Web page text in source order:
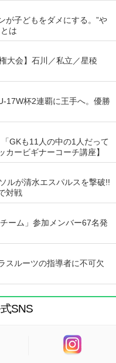
が子どもをダメにする。”や
は
大会】石川／私立／星稜
17W杯2連覇に王手へ。優勝
GKも11人の中の1人だって
カービギナーコーチ講座】
ルが清水エスパルスを撃破!!
対戦
ーム」参加メンバー67名発
スルーツの指導者に不可欠
SNS